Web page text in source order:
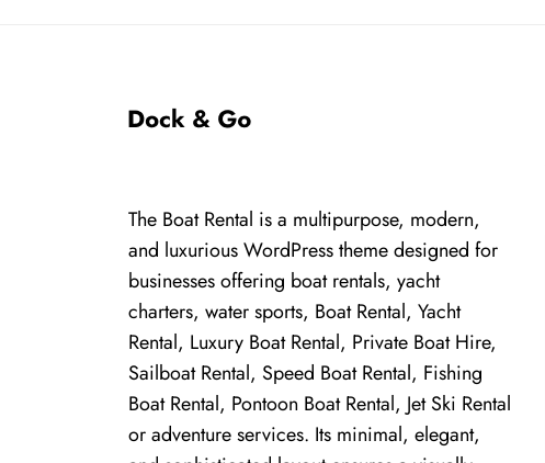
The Boat Rental is a multipurpose, modern,
and luxurious WordPress theme designed for
businesses offering boat rentals, yacht
charters, water sports, Boat Rental, Yacht
Rental, Luxury Boat Rental, Private Boat Hire,
Sailboat Rental, Speed Boat Rental, Fishing
Boat Rental, Pontoon Boat Rental, Jet Ski Rental
or adventure services. Its minimal, elegant,